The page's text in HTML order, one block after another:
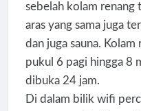
sebelah kolam renang
aras yang sama juga
dan juga sauna.
pukul 6 pagi hingga 8
dibuka 24 jam.
Di dalam bilik wifi